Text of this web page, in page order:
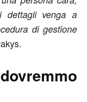
dettagli venga a
di gestione